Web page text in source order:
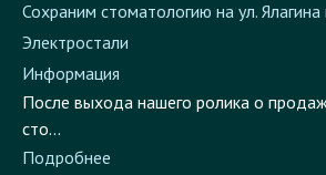
Электростали
Информация
После выхода нашего ролика о
сто...
Подробнее
03 ноября 2020